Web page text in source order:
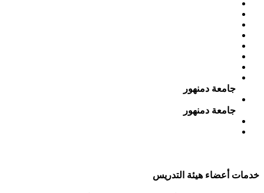
جامعة دمنهور
جامعة دمنهور
خدمات أعضاء هيئة التدريس